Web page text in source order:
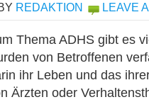
REDAKTION LEAVE
Thema ADHS gibt es
von Betroffenen
ihr Leben und das
Ärzten oder